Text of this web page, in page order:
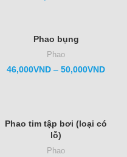
Phao bụng
Phao
46,000VND – 50,000VND
Phao tim tập bơi (loại có
lỗ)
Phao